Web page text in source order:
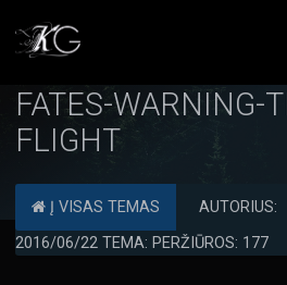
FATES-WARNING-
FLIGHT
Į VISAS TEMAS AUTORIUS:
2016/06/22 TEMA: PERŽIŪROS: 177